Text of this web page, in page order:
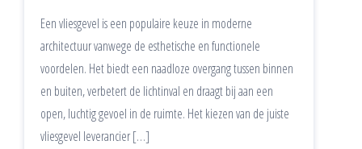
Een vliesgevel is een populaire keuze in moderne
architectuur vanwege de esthetische en functionele
voordelen. Het biedt een naadloze overgang tussen binnen
en buiten, verbetert de lichtinval en draagt bij aan een
open, luchtig gevoel in de ruimte. Het kiezen van de juiste
vliesgevel leverancier […]